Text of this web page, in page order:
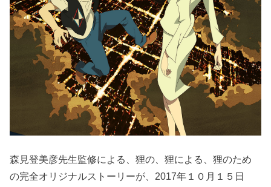
森見登美彦先生監修による、狸の、狸による、狸のため
の完全オリジナルストーリーが、2017年１０月１５日